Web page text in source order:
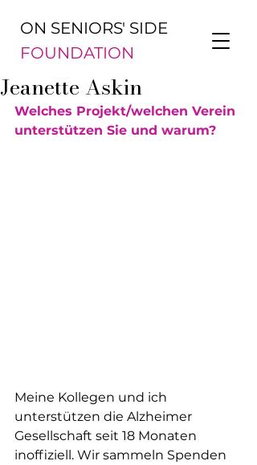
ON SENIORS' SIDE
FOUNDATION
Jeanette Askin
Welches Projekt/welchen Verein
unterstützen Sie und warum?
Meine Kollegen und ich
unterstützen die Alzheimer
Gesellschaft seit 18 Monaten
inoffiziell. Wir sammeln Spenden